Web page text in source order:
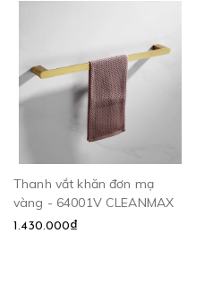
Thanh vắt khăn đơn mạ
vàng - 64001V CLEANMAX
1.430.000₫